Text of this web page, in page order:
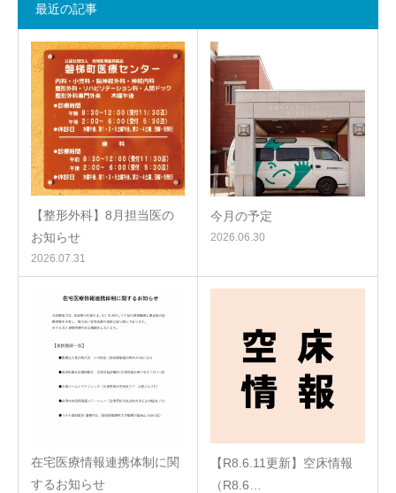
最近の記事
【整形外科】8月担当医の
お知らせ
2026.07.31
今月の予定
2026.06.30
在宅医療情報連携体制に関
するお知らせ
【R8.6.11更新】空床情報
（R8.6…